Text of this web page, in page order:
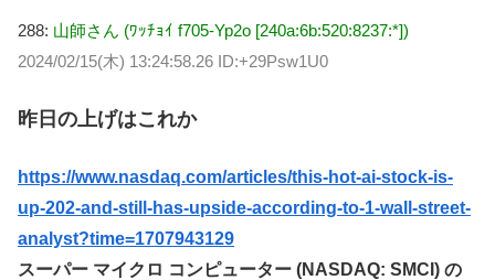
288: 山師さん (ﾜｯﾁｮｲ f705-Yp2o [240a:6b:520:8237:*])
2024/02/15(木) 13:24:58.26 ID:+29Psw1U0
昨日の上げはこれか
https://www.nasdaq.com/articles/this-hot-ai-stock-is-
up-202-and-still-has-upside-according-to-1-wall-street-
analyst?time=1707943129
スーパー マイクロ コンピューター (NASDAQ: SMCI) の